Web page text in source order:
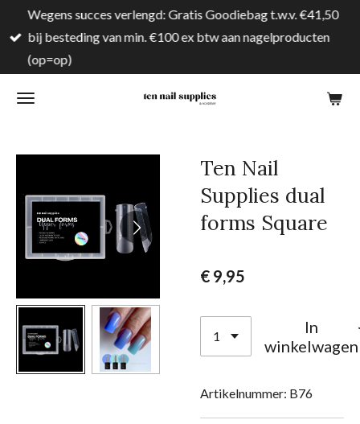
direct
naar
hoofdinhoud
Wegens succes verlengd: Gratis Goodiebag t.w.v. €41,50
bij besteding van min. €100 ex btw aan nagelproducten
(op=op)
Ten Nail
Supplies dual
forms Square
€ 9,95
In
winkelwagen
Artikelnummer: B76